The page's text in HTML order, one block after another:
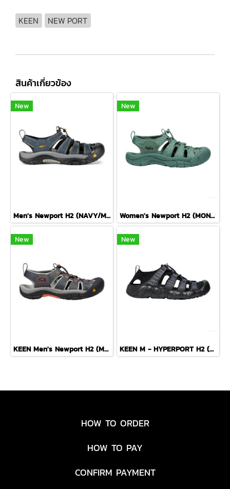
KEEN NEW PORT
สินค้าเกี่ยวข้อง
New
Men's Newport H2 (NAVY/MEDIUM GREY)
New
Women's Newport H2 (MONOCHROME/DARK FOREST)
New
KEEN Men's Newport H2 (MAGNET/NASTURTIUM)
New
KEEN M - HYPERPORT H2 (BLACK/STEEL GREY)
HOW TO ORDER
HOW TO PAY
CONFIRM PAYMENT